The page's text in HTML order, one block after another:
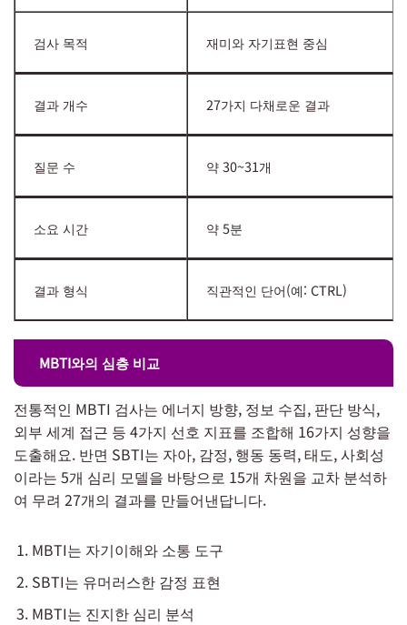
검사 목적 재미와 자기표현 중심
결과 개수 27가지 다채로운 결과
질문 수 약 30~31개
소요 시간 약 5분
결과 형식 직관적인 단어(예: CTRL)
MBTI와의 심층 비교
전통적인 MBTI 검사는 에너지 방향, 정보 수집, 판단 방식,
외부 세계 접근 등 4가지 선호 지표를 조합해 16가지 성향을
도출해요. 반면 SBTI는 자아, 감정, 행동 동력, 태도, 사회성
이라는 5개 심리 모델을 바탕으로 15개 차원을 교차 분석하
여 무려 27개의 결과를 만들어낸답니다.
MBTI는 자기이해와 소통 도구
SBTI는 유머러스한 감정 표현
MBTI는 진지한 심리 분석